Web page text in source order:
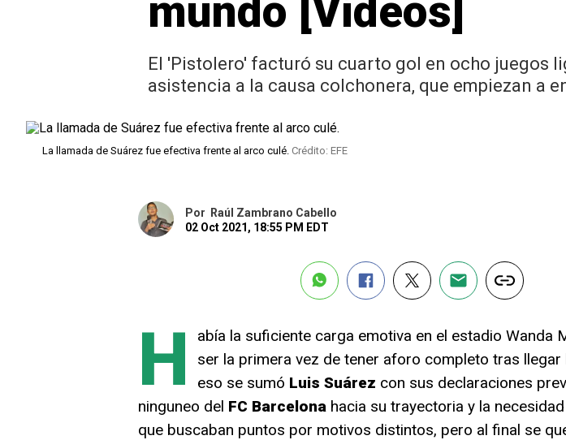
mundo [Videos]
El 'Pistolero' facturó su cuarto gol en ocho juegos
asistencia a la causa colchonera, que empiezan a
La llamada de Suárez fue efectiva frente al arco culé. Crédito: EFE
Por
Raúl Zambrano Cabello
02 Oct 2021, 18:55 PM EDT
H
abía la suficiente carga emotiva en el estadio Wanda
ser la primera vez de tener aforo completo tras llegar
eso se sumó Luis Suárez con sus declaraciones
ninguneo del FC Barcelonahacia su trayectoria y la
que buscaban puntos por motivos distintos, pero al final se